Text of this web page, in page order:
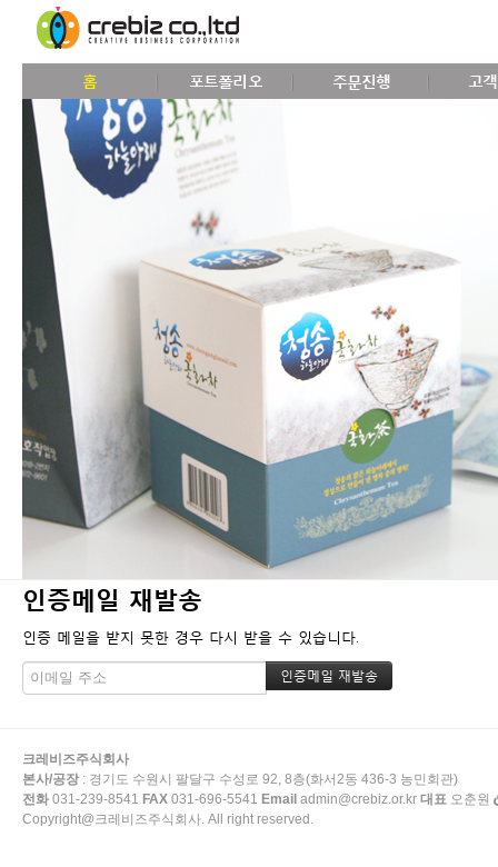
홈 포트폴리오 주문진행 고
인증메일 재발송
인증 메일을 받지 못한 경우 다시 받을 수 있습니다.
크레비즈주식회사
본사/공장 : 경기도 수원시 팔달구 수성로 92, 8층(화서2동 436-3 농민회관)
전화 031-239-8541 FAX 031-696-5541 Email admin@crebiz.or.kr 대표 오춘원
Copyright@크레비즈주식회사. All right reserved.